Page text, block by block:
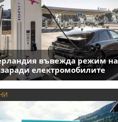
въвежда режим на
заради електромобилите